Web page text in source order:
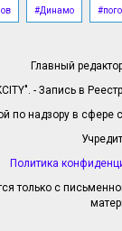
#Динамо
Главный
- Запись в
по надзору в сфере
Политика
только с